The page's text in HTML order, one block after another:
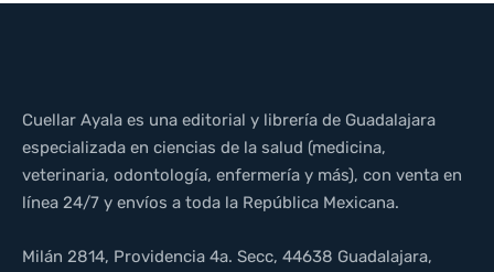
Cuellar Ayala es una editorial y librería de Guadalajara
especializada en ciencias de la salud (medicina,
veterinaria, odontología, enfermería y más), con venta en
línea 24/7 y envíos a toda la República Mexicana.
Milán 2814, Providencia 4a. Secc, 44638 Guadalajara,